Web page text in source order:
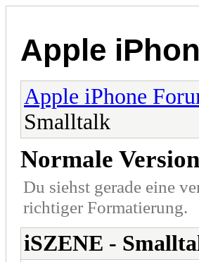
Apple
Apple iPhone
Smalltalk
Normale
Du siehst gerade eine
richtiger Formatierung.
iSZENE -